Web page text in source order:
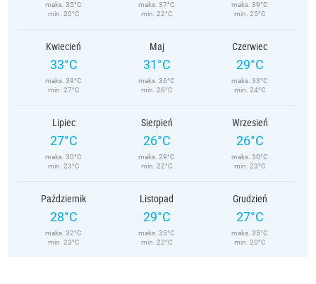
maks. 35°C
min. 20°C
maks. 37°C
min. 22°C
maks. 39°C
min. 25°C
Kwiecień
33°C
maks. 39°C
min. 27°C
Maj
31°C
maks. 36°C
min. 26°C
Czerwiec
29°C
maks. 33°C
min. 24°C
Lipiec
27°C
maks. 30°C
min. 23°C
Sierpień
26°C
maks. 29°C
min. 22°C
Wrzesień
26°C
maks. 30°C
min. 23°C
Październik
28°C
maks. 32°C
min. 23°C
Listopad
29°C
maks. 35°C
min. 22°C
Grudzień
27°C
maks. 35°C
min. 20°C